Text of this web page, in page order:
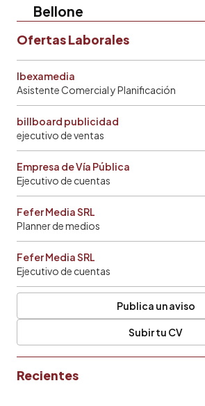
Bellone
Ofertas Laborales
Ibexamedia
Asistente Comercial y Planificación
billboard publicidad
ejecutivo de ventas
Empresa de Vía Pública
Ejecutivo de cuentas
Fefer Media SRL
Planner de medios
Fefer Media SRL
Ejecutivo de cuentas
Publica un aviso
Subir tu CV
Recientes